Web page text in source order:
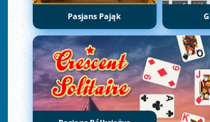
Pasjans Pająk